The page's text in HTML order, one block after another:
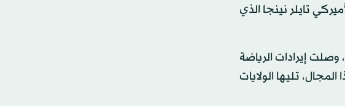
تايلر نينجا الذي
إيرادات الرياضة
سوق عالمية في هذا المجال، تليها الولايات